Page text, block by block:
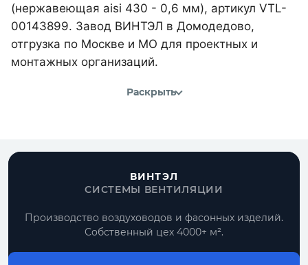
(нержавеющая aisi 430 - 0,6 мм), артикул VTL-
00143899. Завод ВИНТЭЛ в Домодедово,
отгрузка по Москве и МО для проектных и
монтажных организаций.
Раскрыть
ВИНТЭЛ
СИСТЕМЫ ВЕНТИЛЯЦИИ
Производство воздуховодов и фасонных изделий.
Собственный цех 4000+ м².